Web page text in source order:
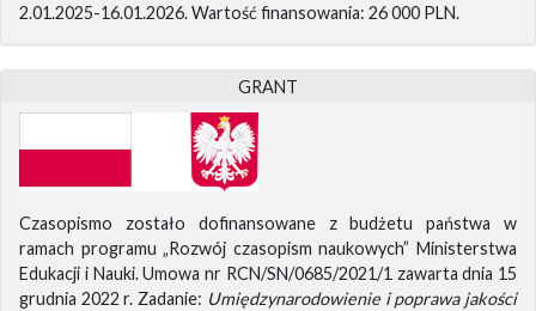
2.01.2025-16.01.2026. Wartość finansowania: 26 000 PLN.
GRANT
Czasopismo zostało dofinansowane z budżetu państwa w
ramach programu „Rozwój czasopism naukowych” Ministerstwa
Edukacji i Nauki. Umowa nr RCN/SN/0685/2021/1 zawarta dnia 15
grudnia 2022 r. Zadanie: Umiędzynarodowienie i poprawa jakości